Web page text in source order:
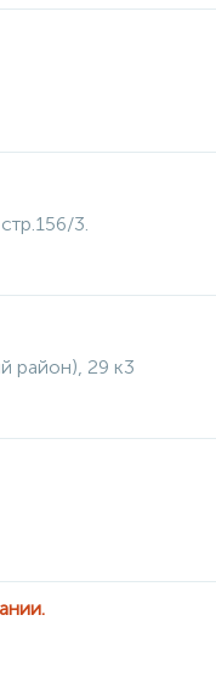
3.
район), 29 к3